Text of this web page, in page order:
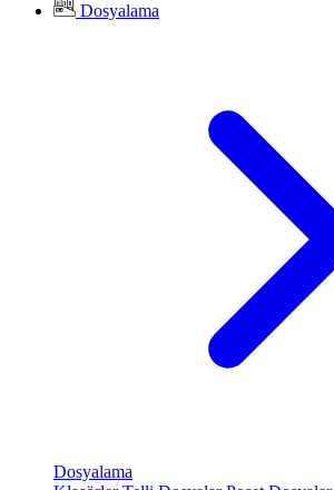
Dosyalama
Dosyalama